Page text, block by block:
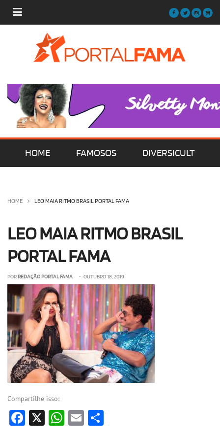
HOME FAMOSOS DIVERSICULT
OLHA ISSO! EU QUERO!
HOME LEO MAIA RITMO BRASIL PORTAL FAMA
LEO MAIA RITMO BRASIL
PORTAL FAMA
POR REDAÇÃO PORTAL FAMA • OUTUBRO 18, 2019
Compartilhe isso:
Facebook
X WhatsApp
Email